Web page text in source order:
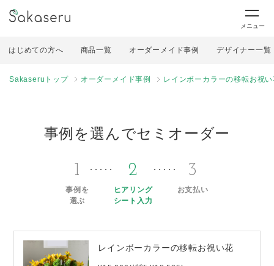
メニュー
はじめての方へ 商品一覧 オーダーメイド事例 デザイナー一覧
Sakaseruトップ オーダーメイド事例 レインボーカラーの移転お祝
事例を選んでセミオーダー
1
事例を
選ぶ
2
ヒアリング
シート入力
3
お支払い
レインボーカラーの移転お祝い花